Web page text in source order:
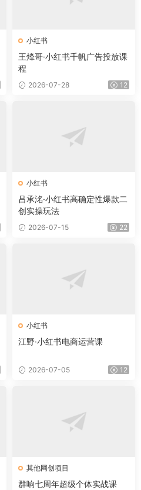
小红书
王烽哥·小红书千帆广告投放课
程
2026-07-28 12
小红书
吕承洺·小红书高确定性爆款二
创实操玩法
2026-07-15 22
小红书
江野·小红书电商运营课
2026-07-05 12
其他网创项目
群响七周年超级个体实战课